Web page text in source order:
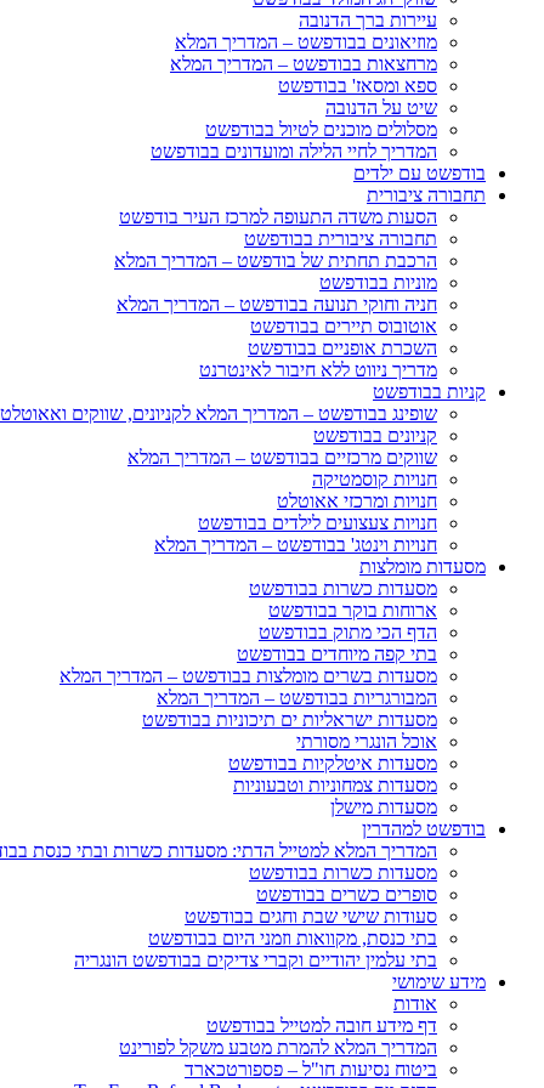
עיירות ברך הדנובה
מוזיאונים בבודפשט – המדריך המלא
מרחצאות בבודפשט – המדריך המלא
ספא ומסאז' בבודפשט
שיט על הדנובה
מסלולים מוכנים לטיול בבודפשט
המדריך לחיי הלילה ומועדונים בבודפשט
בודפשט עם ילדים
תחבורה ציבורית
הסעות משדה התעופה למרכז העיר בודפשט
תחבורה ציבורית בבודפשט
הרכבת תחתית של בודפשט – המדריך המלא
מוניות בבודפשט
חניה וחוקי תנועה בבודפשט – המדריך המלא
אוטובוס תיירים בבודפשט
השכרת אופניים בבודפשט
מדריך ניווט ללא חיבור לאינטרנט
קניות בבודפשט
שופינג בבודפשט – המדריך המלא לקניונים, שווקים
קניונים בבודפשט
שווקים מרכזיים בבודפשט – המדריך המלא
חנויות קוסמטיקה
חנויות ומרכזי אאוטלט
חנויות צעצועים לילדים בבודפשט
חנויות וינטג' בבודפשט – המדריך המלא
מסעדות מומלצות
מסעדות כשרות בבודפשט
ארוחות בוקר בבודפשט
הדף הכי מתוק בבודפשט
בתי קפה מיוחדים בבודפשט
מסעדות בשרים מומלצות בבודפשט – המדריך המלא
המבורגריות בבודפשט – המדריך המלא
מסעדות ישראליות ים תיכוניות בבודפשט
אוכל הונגרי מסורתי
מסעדות איטלקיות בבודפשט
מסעדות צמחוניות וטבעוניות
מסעדות מישלן
בודפשט למהדרין
המדריך המלא למטייל הדתי: מסעדות כשרות ובתי כנסת
מסעדות כשרות בבודפשט
סופרים כשרים בבודפשט
סעודות שישי שבת וחגים בבודפשט
בתי כנסת, מקוואות וזמני היום בבודפשט
בתי עלמין יהודיים וקברי צדיקים בבודפשט הונגריה
מידע שימושי
אודות
דף מידע חובה למטייל בבודפשט
המדריך המלא להמרת מטבע משקל לפורינט
ביטוח נסיעות חו"ל – פספורטכארד